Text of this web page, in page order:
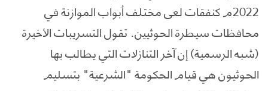
2022م كنفقات لعى مختلف أبواب الموازنة في
محافظات سيطرة الحوثيين. تقول التسريبات الأخيرة
(شبه الرسمية) إن آخر التنازلات التي يطالب بها
الحوثيون هي قيام الحكومة "الشرعية" بتسليم